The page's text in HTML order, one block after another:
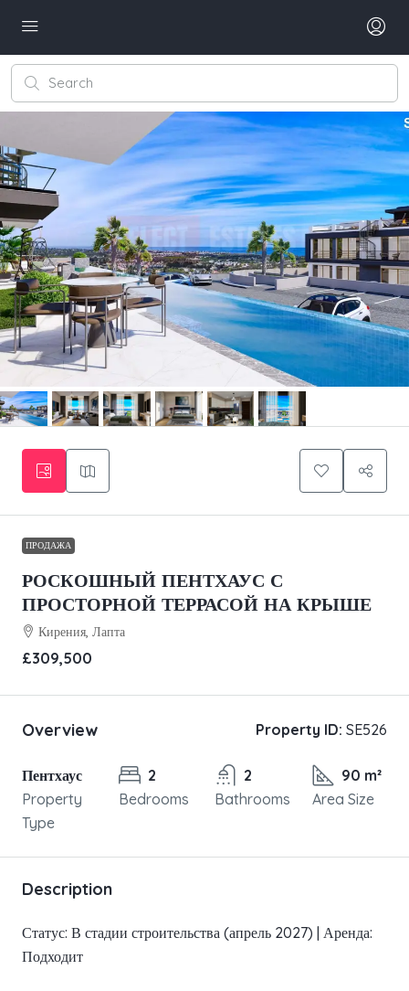
ПРОДАЖА
РОСКОШНЫЙ ПЕНТХАУС С
ПРОСТОРНОЙ ТЕРРАСОЙ НА КРЫШЕ
Кирения, Лапта
£309,500
Overview Property ID: SE526
Пентхаус
Property
Type
2
Bedrooms
2
Bathrooms
90 m²
Area Size
Description
Статус: В стадии строительства (апрель 2027) | Аренда:
Подходит